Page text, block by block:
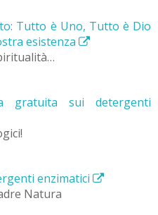
Tutto è Uno, Tutto è Dio
esistenza
gratuita sui detergenti
enzimatici
Natura